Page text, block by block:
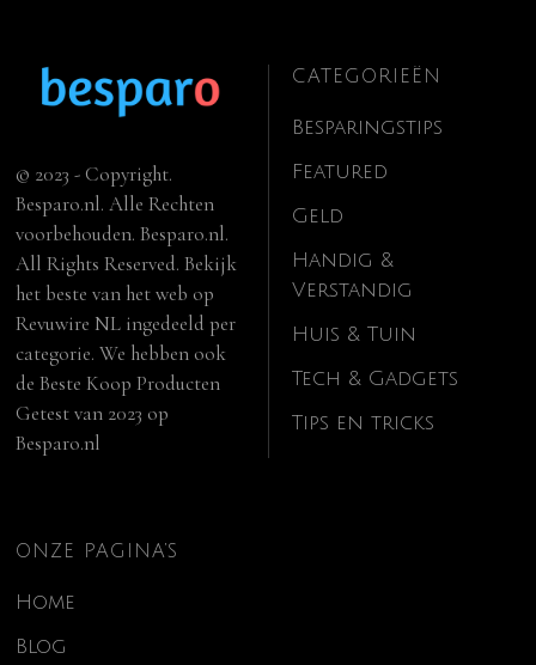
© 2023 - Copyright.
Besparo.nl. Alle Rechten
voorbehouden. Besparo.nl.
All Rights Reserved. Bekijk
het beste van het web op
Revuwire NL ingedeeld per
categorie. We hebben ook
deBeste Koop Producten
Getest van 2023 op
Besparo.nl
CATEGORIEËN
Besparingstips
Featured
Geld
Handig &
Verstandig
Huis & Tuin
Tech & Gadgets
Tips en tricks
ONZE PAGINA’S
Home
Blog